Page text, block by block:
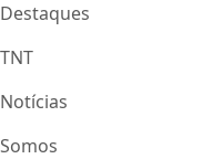
Destaques
TNT
Notícias
Somos